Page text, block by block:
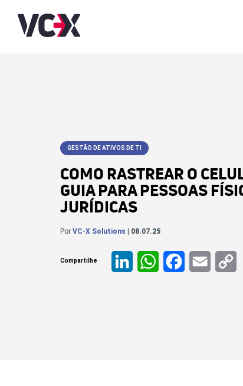
GESTÃO DE ATIVOS DE TI
COMO RASTREAR O
GUIA PARA PESSOAS
JURÍDICAS
Por VC-X Solutions | 08.07.25
Compartilhe